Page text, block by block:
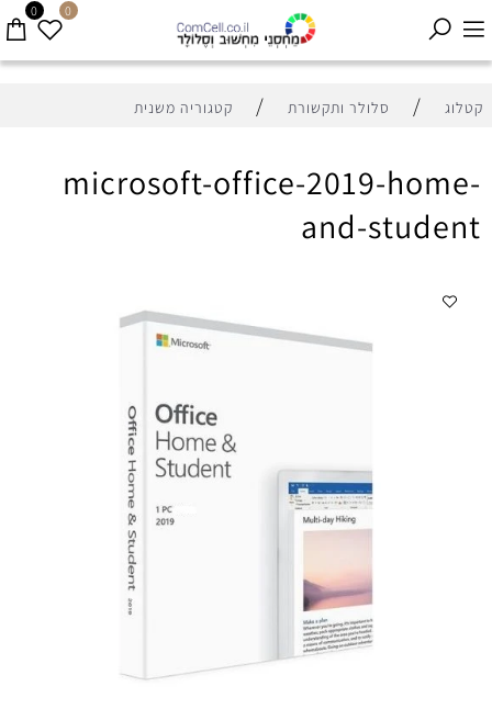
0 0
קטלוג / סלולר ותקשורת / קטגוריה משנית
microsoft-office-2019-home-
and-student